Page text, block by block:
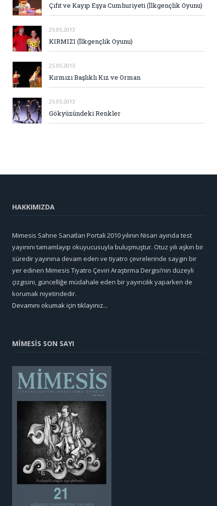
Çıfıt ve Kayıp Eşya Cumhuriyeti (İlkgençlik Oyunu)
25.05.2013
KIRMIZI (İlkgençlik Oyunu)
25.05.2013
Kırmızı Başlıklı Kız ve Orman
25.05.2013
Gökyüzündeki Renkler
HAKKIMIZDA
Mimesis Sahne Sanatları Portali 2010 yılının Nisan ayında test
yayınını tamamlayıp okuyucusuyla buluşmuştur. Otuz yılı aşkın bir
süredir yayınına devam eden ve tiyatro çevrelerinde saygın bir
yer edinen Mimesis Tiyatro Çeviri Araştırma Dergisi’nin düzeyli
çizgisini, güncelliğe müdahale eden bir yayıncılık yaparken de
korumak niyetindedir.
Devamını okumak için tıklayınız...
MİMESİS SON SAYI